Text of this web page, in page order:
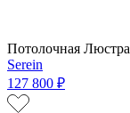
Потолочная Люстра
Serein
127 800 ₽